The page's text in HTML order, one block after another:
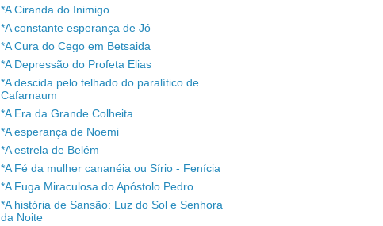
*A Ciranda do Inimigo
*A constante esperança de Jó
*A Cura do Cego em Betsaida
*A Depressão do Profeta Elias
*A descida pelo telhado do paralítico de
Cafarnaum
*A Era da Grande Colheita
*A esperança de Noemi
*A estrela de Belém
*A Fé da mulher cananéia ou Sírio - Fenícia
*A Fuga Miraculosa do Apóstolo Pedro
*A história de Sansão: Luz do Sol e Senhora
da Noite